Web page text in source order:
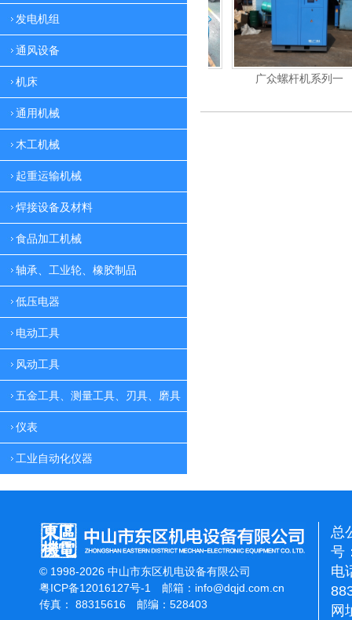
发电机组
通风设备
机床
通用机械
木工机械
起重运输机械
焊接设备及材料
食品加工机械
轴承、工业轮、橡胶制品
低压电器
电动工具
风动工具
五金工具、测量工具、刃具、磨具
仪表
工业自动化仪器
广众空压机
© 1998-2026 中山市东区机电设备有限公司
粤ICP备12016127号-1
邮箱： info@dqjd.com.cn
传真： 88315616 邮编：528403
总
号
电
网